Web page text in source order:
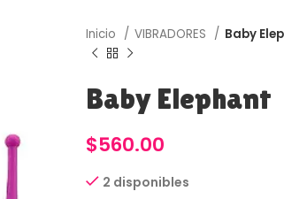
Inicio VIBRADORES Baby
Baby Elephant
$560.00
2 disponibles